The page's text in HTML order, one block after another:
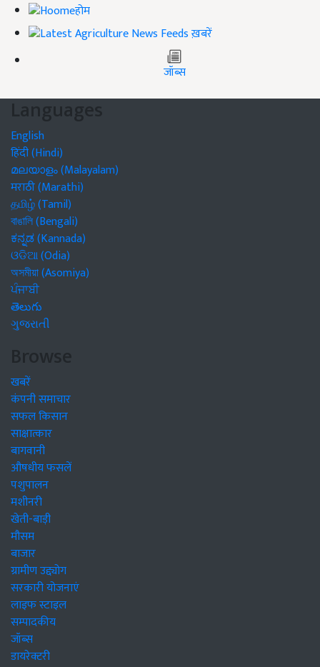
होम
ख़बरें
जॉब्स
Languages
English
हिंदी (Hindi)
മലയാളം (Malayalam)
मराठी (Marathi)
தமிழ் (Tamil)
বাঙালি (Bengali)
ಕನ್ನಡ (Kannada)
ଓଡିଆ (Odia)
অসমীয়া (Asomiya)
ਪੰਜਾਬੀ
తెలుగు
ગુજરાતી
Browse
खबरें
कंपनी समाचार
सफल किसान
साक्षात्कार
बागवानी
औषधीय फसलें
पशुपालन
मशीनरी
खेती-बाड़ी
मौसम
बाजार
ग्रामीण उद्द्योग
सरकारी योजनाएं
लाइफ स्टाइल
सम्पादकीय
जॉब्स
डायरेक्टरी